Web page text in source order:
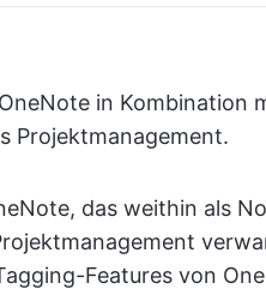
in Kombination
Projektmanagement.
das weithin als
Features von